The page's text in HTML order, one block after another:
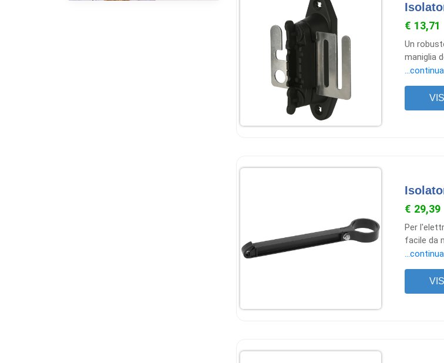
€ 13,71
Un
maniglia
come
...continua
€ 29,39
Per
facile da
...continua